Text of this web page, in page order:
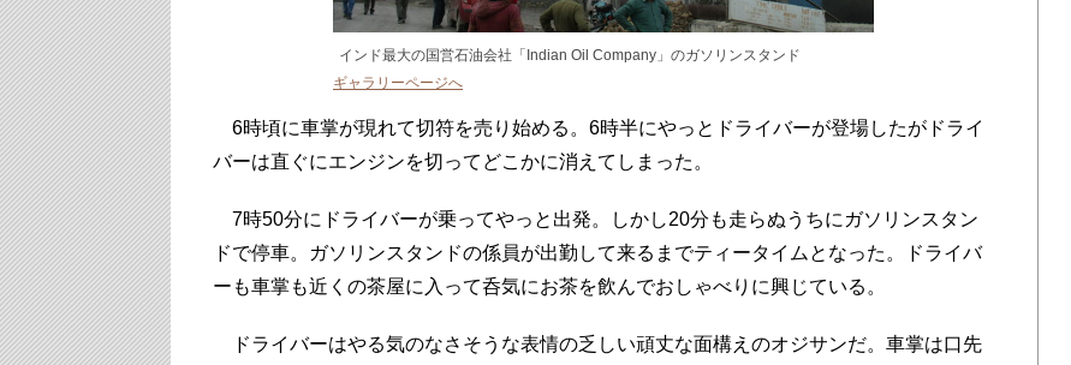
インド最大の国営石油会社「Indian Oil Company」のガソリンスタンド
ギャラリーページへ
6時頃に車掌が現れて切符を売り始める。6時半にやっとドライバーが登場したがドライ
バーは直ぐにエンジンを切ってどこかに消えてしまった。
7時50分にドライバーが乗ってやっと出発。しかし20分も走らぬうちにガソリンスタン
ドで停車。ガソリンスタンドの係員が出勤して来るまでティータイムとなった。ドライバ
ーも車掌も近くの茶屋に入って呑気にお茶を飲んでおしゃべりに興じている。
ドライバーはやる気のなさそうな表情の乏しい頑丈な面構えのオジサンだ。車掌は口先